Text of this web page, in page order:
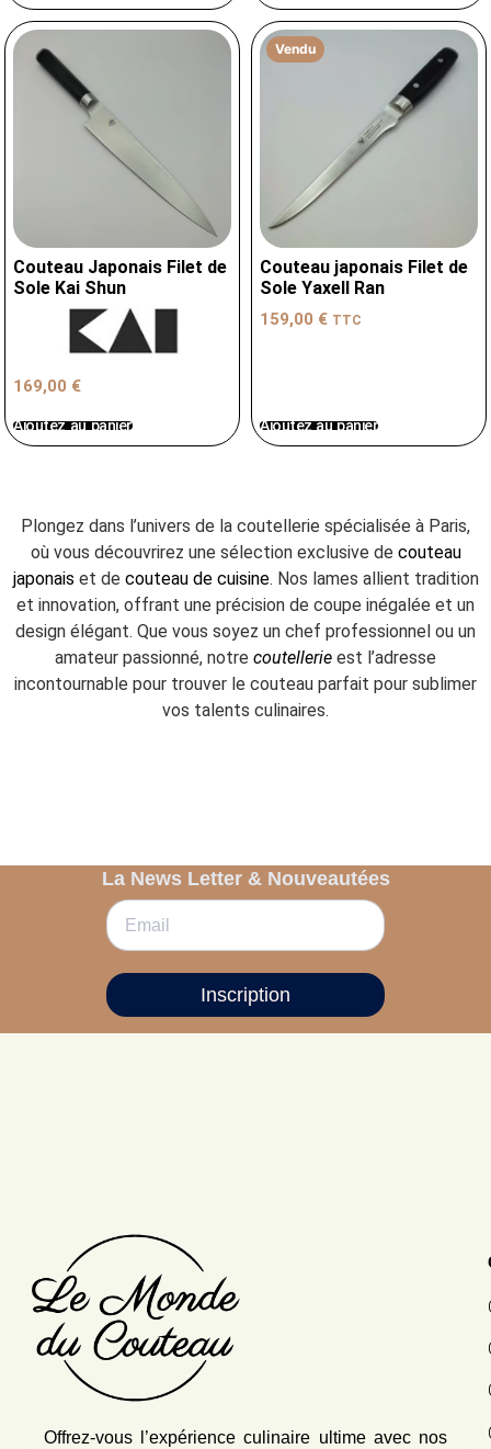
Couteau Japonais Filet de
Sole Kai Shun
169,00 €
Ajoutez au panier
Vendu
Couteau japonais Filet de
Sole Yaxell Ran
159,00 € TTC
Ajoutez au panier
Plongez dans l’univers de la coutellerie spécialisée à Paris,
où vous découvrirez une sélection exclusive de couteau
japonais et de couteau de cuisine. Nos lames allient tradition
et innovation, offrant une précision de coupe inégalée et un
design élégant. Que vous soyez un chef professionnel ou un
amateur passionné, notre coutellerie est l’adresse
incontournable pour trouver le couteau parfait pour sublimer
vos talents culinaires.
La News Letter & Nouveautées
Inscription
Offrez-vous l’expérience culinaire ultime avec nos